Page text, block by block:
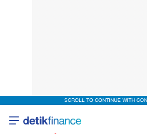
SCROLL TO CONTINUE WITH